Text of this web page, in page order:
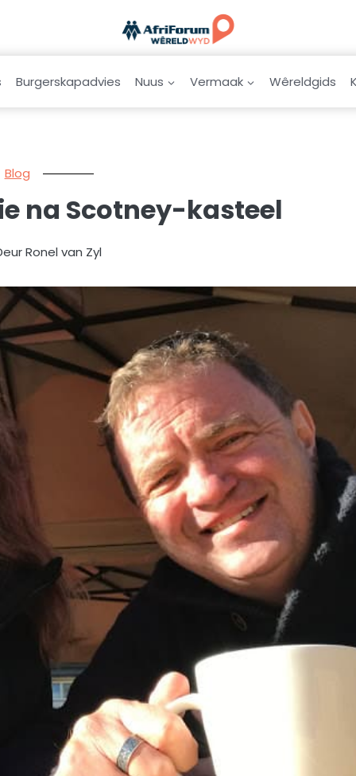
Burgerskapadvies Nuus Vermaak Wêreldgids
Blog
na Scotney-kasteel
Ronel van Zyl